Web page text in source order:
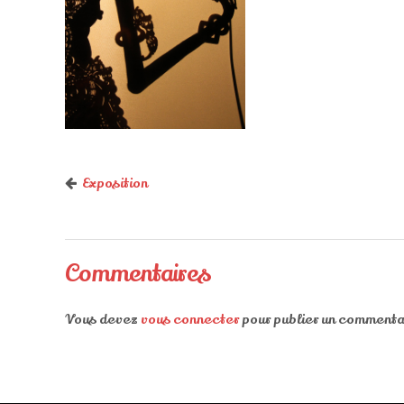
Exposition
Commentaires
Vous devez vous connecterpour publier un